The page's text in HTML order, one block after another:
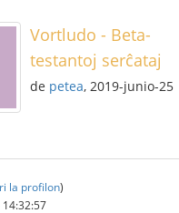
Vortludo - Beta-
testantoj serĉataj
de petea, 2019-junio-25
la profilon)